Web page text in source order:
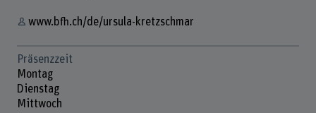
www.bfh.ch/de/ursula-kretzschmar
Präsenzzeit
Montag
Dienstag
Mittwoch